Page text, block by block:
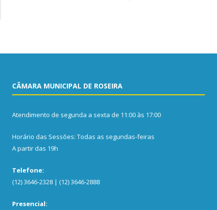
CÂMARA MUNICIPAL DE ROSEIRA
Atendimento de segunda a sexta de 11:00 às 17:00
Horário das Sessões: Todas as segundas-feiras
A partir das 19h
Telefone:
(12) 3646-2328 | (12) 3646-2888
Presencial: